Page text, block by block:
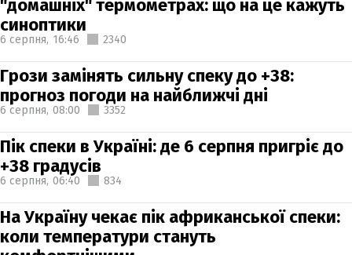
"домашніх" термометрах: що на це кажуть
синоптики
6 серпня, 16:46 2340
Грози замінять сильну спеку до +38:
прогноз погоди на найближчі дні
6 серпня, 08:00 3352
Пік спеки в Україні: де 6 серпня пригріє до
+38 градусів
6 серпня, 06:40 834
На Україну чекає пік африканської спеки:
коли температури стануть